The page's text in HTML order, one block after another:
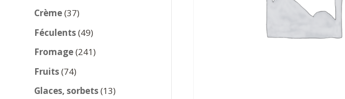
Crème 3737
produits
Féculents 4949
produits
Fromage 241241
Fruits 7474
produits
Glaces, sorbets 1313